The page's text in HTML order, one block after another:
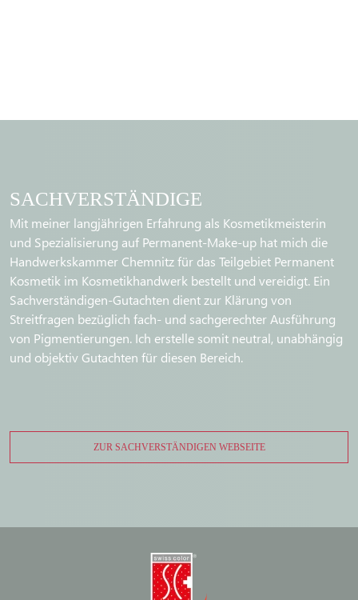
SACHVERSTÄNDIGE
Mit meiner langjährigen Erfahrung als Kosmetikmeisterin
und Spezialisierung auf Permanent-Make-up hat mich die
Handwerkskammer Chemnitz für das Teilgebiet Permanent
Kosmetik im Kosmetikhandwerk bestellt und vereidigt. Ein
Sachverständigen-Gutachten dient zur Klärung von
Streitfragen bezüglich fach- und sachgerechter Ausführung
von Pigmentierungen. Ich erstelle somit neutral, unabhängig
und objektiv Gutachten für diesen Bereich.
ZUR SACHVERSTÄNDIGEN WEBSEITE